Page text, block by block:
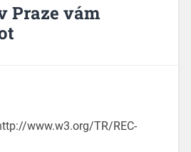
Praze vám
www.w3.org/TR/REC-